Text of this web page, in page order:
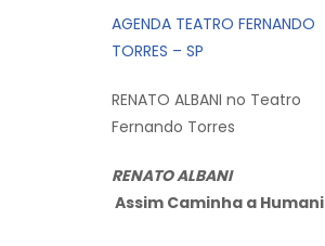
AGENDA TEATRO FERNANDO
TORRES – SP
RENATO ALBANI no Teatro
Fernando Torres
RENATO ALBANI
Assim Caminha a